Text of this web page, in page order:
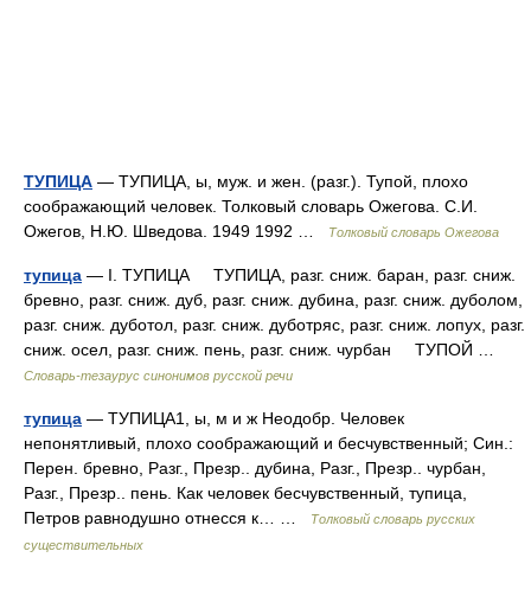
ТУПИЦА — ТУПИЦА, ы, муж. и жен. (разг.). Тупой, плохо
соображающий человек. Толковый словарь Ожегова. С.И.
Ожегов, Н.Ю. Шведова. 1949 1992 …
Толковый словарь Ожегова
тупица — I. ТУПИЦА ТУПИЦА, разг. сниж. баран, разг. сниж.
бревно, разг. сниж. дуб, разг. сниж. дубина, разг. сниж. дуболом,
разг. сниж. дуботол, разг. сниж. дуботряс, разг. сниж. лопух, разг.
сниж. осел, разг. сниж. пень, разг. сниж. чурбан ТУПОЙ …
Словарь-тезаурус синонимов русской речи
тупица — ТУПИЦА1, ы, м и ж Неодобр. Человек
непонятливый, плохо соображающий и бесчувственный; Син.:
Перен. бревно, Разг., Презр.. дубина, Разг., Презр.. чурбан,
Разг., Презр.. пень. Как человек бесчувственный, тупица,
Петров равнодушно отнесся к… …
Толковый словарь русских
существительных